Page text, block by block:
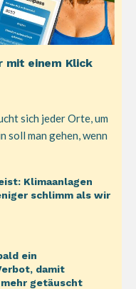
mit einem Klick
sich jeder Orte, um
soll man gehen, wenn
Klimaanlagen
schlimm als wir
ein
damit
getäuscht